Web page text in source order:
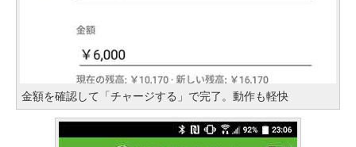
金額を確認して「チャージする」で完了。動作も軽快